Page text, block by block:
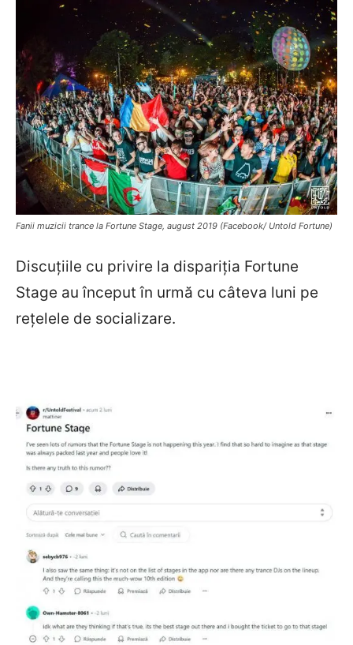
Fanii muzicii trance la Fortune Stage, august 2019 (Facebook/ Untold Fortune)
Discuțiile cu privire la dispariția Fortune
Stage au început în urmă cu câteva luni pe
rețelele de socializare.